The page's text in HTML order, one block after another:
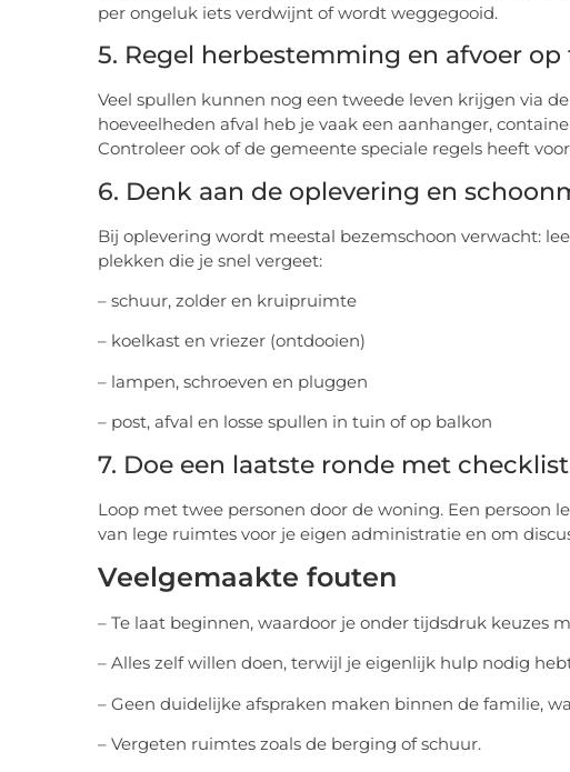
per ongeluk iets verdwijnt of wordt weggegooid.
5. Regel herbestemming en afvoer op
Veel spullen kunnen nog een tweede leven krijgen via
hoeveelheden afval heb je vaak een aanhanger,
Controleer ook of de gemeente speciale regels heeft
6. Denk aan de oplevering en
Bij oplevering wordt meestal bezemschoon verwacht:
plekken die je snel vergeet:
– schuur, zolder en kruipruimte
– koelkast en vriezer (ontdooien)
– lampen, schroeven en pluggen
– post, afval en losse spullen in tuin of op balkon
7. Doe een laatste ronde met
Loop met twee personen door de woning. Een persoon
van lege ruimtes voor je eigen administratie en om
Veelgemaakte fouten
– Te laat beginnen, waardoor je onder tijdsdruk keuzes
– Alles zelf willen doen, terwijl je eigenlijk hulp nodig
– Geen duidelijke afspraken maken binnen de familie,
– Vergeten ruimtes zoals de berging of schuur.